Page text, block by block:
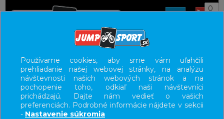
0
UŽÍVATEĽSKÝ PANEL
KATEGÓRIE
HLAVNÉ MENU
Používame cookies, aby sme vám uľahčili
prehliadanie našej webovej stránky, na analýzu
návštevnosti našich webových stránok a na
pochopenie toho, odkiaľ naši návštevníci
prichádzajú. Dajte nám vedieť o vašich
preferenciách. Podrobné informácie nájdete v sekcii
- Nastavenie súkromia